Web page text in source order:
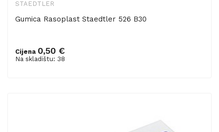
STAEDTLER
Gumica Rasoplast Staedtler 526 B30
Cijena 0,50 €
Na skladištu: 38
Dodaj u košaricu